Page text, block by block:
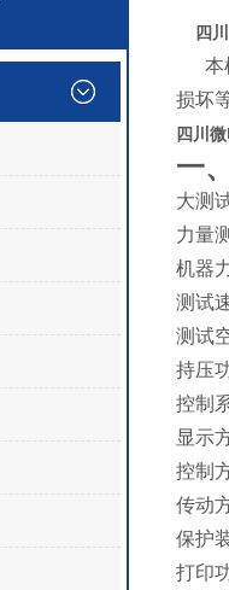
四
本
损坏
四川
一
大测
力量
机器
测试
测试
持压
控制
显示
控制
传动
保护
打印